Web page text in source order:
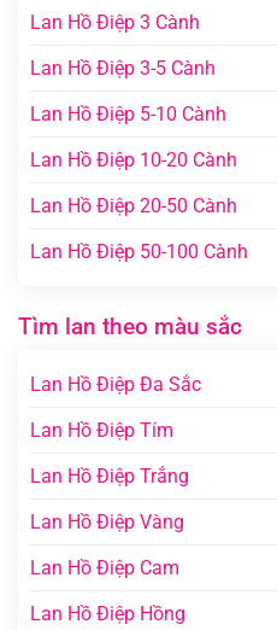
Lan Hồ Điệp 3 Cành
Lan Hồ Điệp 3-5 Cành
Lan Hồ Điệp 5-10 Cành
Lan Hồ Điệp 10-20 Cành
Lan Hồ Điệp 20-50 Cành
Lan Hồ Điệp 50-100 Cành
Tìm lan theo màu sắc
Lan Hồ Điệp Đa Sắc
Lan Hồ Điệp Tím
Lan Hồ Điệp Trắng
Lan Hồ Điệp Vàng
Lan Hồ Điệp Cam
Lan Hồ Điệp Hồng